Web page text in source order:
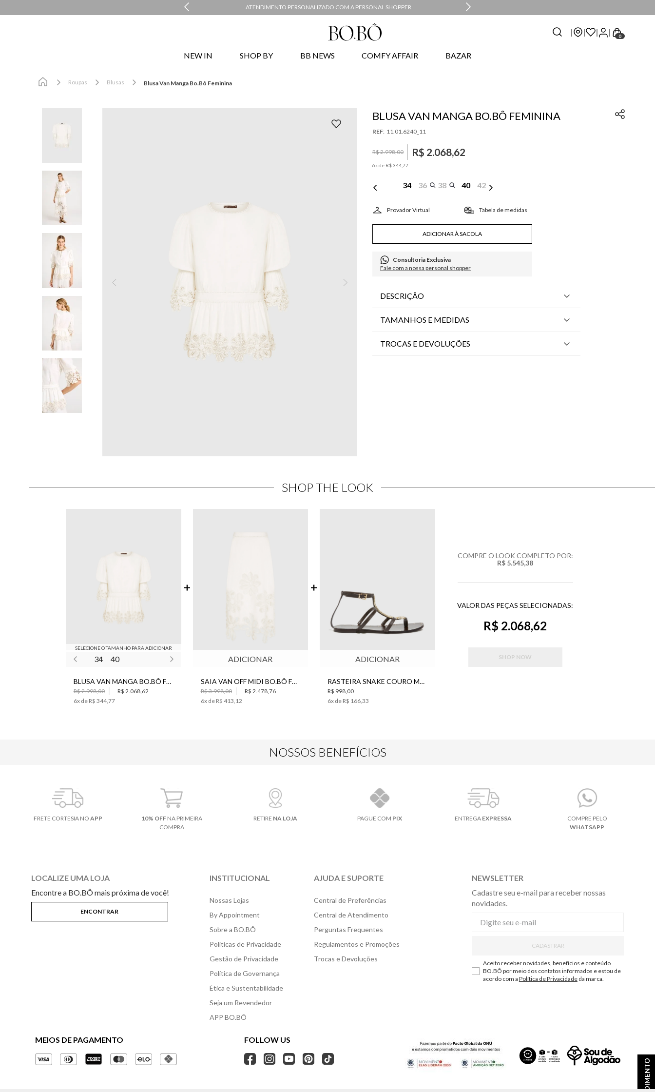
ATENDIMENTO PERSONALIZADO COM A PERSONAL SHOPPER
0
NEW IN SHOP BY BB NEWS COMFY AFFAIR BAZAR
Roupas Blusas Blusa Van Manga Bo.Bô Feminina
BLUSA VAN MANGA BO.BÔ FEMININA
: 11.01.6240_11
R$2.998,00 R$ 2.068,62
6x de R$34477
34 36 38 40 42
Tabela de medidas
ADICIONAR À SACOLA
Consultoria Exclusiva
Fale com a nossa personal shopper
DESCRIÇÃO
TAMANHOS E MEDIDAS
TROCAS E DEVOLUÇÕES
SHOP THE LOOK
SELECIONE O TAMANHO PARA ADICIONAR
34 40
BLUSA VAN MANGA BO.BÔ FEMININA
R$ 2.998,00
R$ 2.068,62
6x de R$ 344,77
ADICIONAR
SAIA VAN OFF MIDI BO.BÔ FEMININA
R$ 3.998,00
R$ 2.478,76
6x de R$ 413,12
ADICIONAR
RASTEIRA SNAKE COURO MARROM BO.BÔ FEMININA
R$ 998,00
6x de R$ 166,33
COMPRE O LOOK COMPLETO POR:
R$ 5.545,38
VALOR DAS PEÇAS SELECIONADAS:
R$ 2.068,62
SHOP NOW
NOSSOS BENEFÍCIOS
FRETE CORTESIA NO APP 10% OFFNA PRIMEIRA
COMPRA
RETIRE NA LOJA PAGUE COM PIX ENTREGA EXPRESSA
COMPRE PELO
WHATSAPP
LOCALIZE UMA LOJA
Encontre a BO.BÔ mais próxima de você!
INSTITUCIONAL
Nossas Lojas
By Appointment
Sobre a BO.BÔ
Políticas de Privacidade
Gestão de Privacidade
Política de Governança
Ética e Sustentabilidade
Seja um Revendedor
APP BO.BÔ
AJUDA E SUPORTE
Central de Preferências
Central de Atendimento
Perguntas Frequentes
Regulamentos e Promoções
Trocas e Devoluções
NEWSLETTER
Cadastre seu e-mail para receber nossas
novidades.
CADASTRAR
Aceito receber novidades, benefícios e conteúdo
BO.BÔ por meio dos contatos informados e estou de
acordo com a Política de Privacidadeda marca.
MEIOS DE PAGAMENTO FOLLOW US